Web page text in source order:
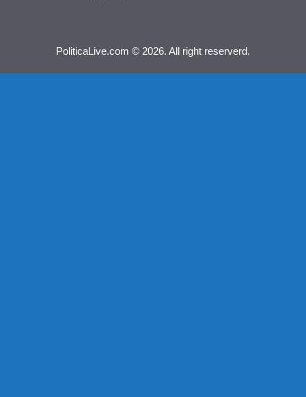
PoliticaLive.com © 2026. All right reserverd.